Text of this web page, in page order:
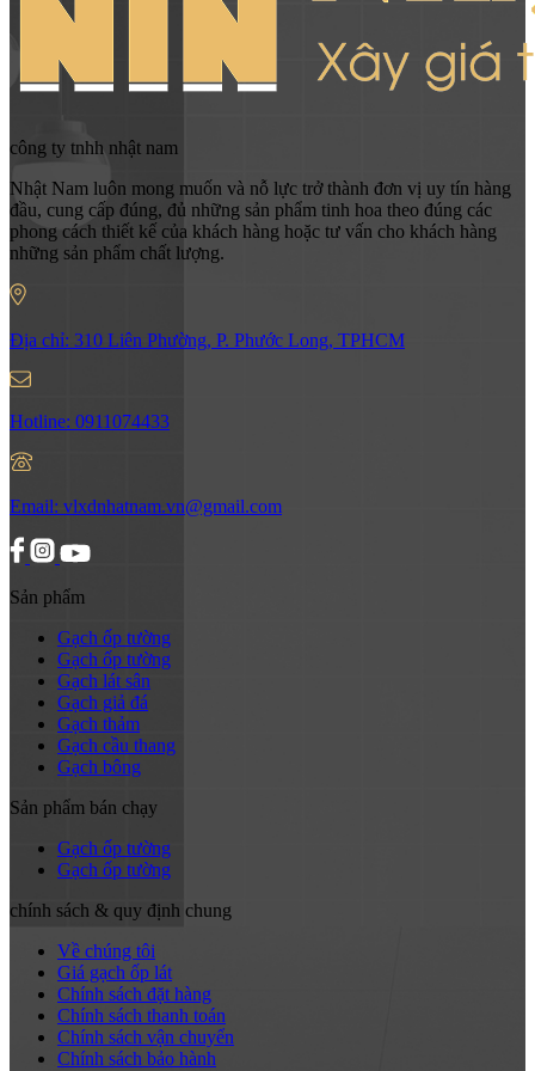
công ty tnhh nhật nam
Nhật Nam luôn mong muốn và nỗ lực trở thành đơn vị uy tín hàng
đầu, cung cấp đúng, đủ những sản phẩm tinh hoa theo đúng các
phong cách thiết kế của khách hàng hoặc tư vấn cho khách hàng
những sản phẩm chất lượng.
Địa chỉ: 310 Liên Phường, P. Phước Long, TPHCM
Hotline: 0911074433
Email: vlxdnhatnam.vn@gmail.com
Sản phẩm
Gạch ốp tường
Gạch ốp tường
Gạch lát sân
Gạch giả đá
Gạch thảm
Gạch cầu thang
Gạch bông
Sản phẩm bán chạy
Gạch ốp tường
Gạch ốp tường
chính sách & quy định chung
Về chúng tôi
Giá gạch ốp lát
Chính sách đặt hàng
Chính sách thanh toán
Chính sách vận chuyển
Chính sách bảo hành